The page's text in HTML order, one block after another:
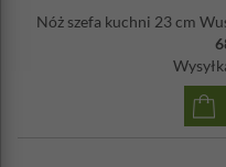
Nóż szefa kuchni 23 cm